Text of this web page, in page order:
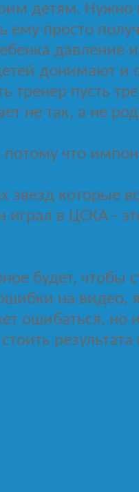
детям. Нужно
ему просто
давление
донимают и
тренер пусть
не так, а не
что
которые
в ЦСКА -
будет, чтобы
на видео,
ошибаться, но